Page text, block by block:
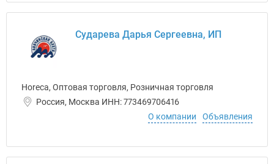
Сударева Дарья Сергеевна, ИП
Horeca, Оптовая торговля, Розничная торговля
Россия, Москва ИНН: 773469706416
О компании
Объявления